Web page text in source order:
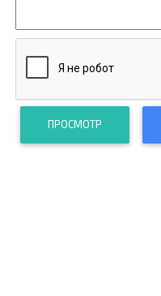
ПРОСМОТР